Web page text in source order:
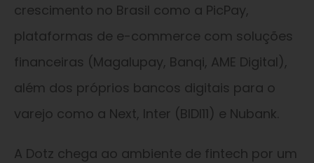
crescimento no Brasil como a PicPay,
plataformas de e-commerce com soluções
financeiras (Magalupay, Banqi, AME Digital),
além dos próprios bancos digitais para o
varejo como a Next, Inter (BIDI11) e Nubank.
A Dotz chega ao ambiente de fintech por um